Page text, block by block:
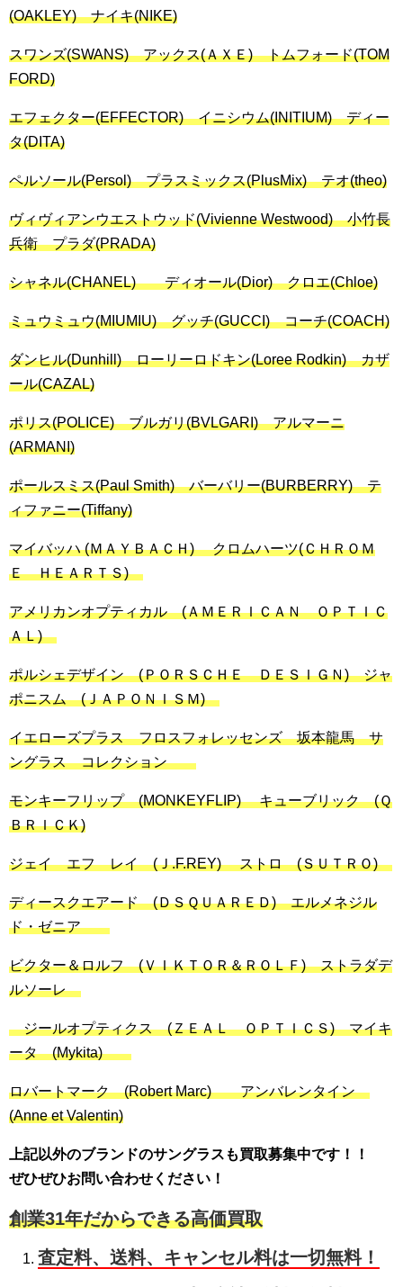
(OAKLEY) ナイキ(NIKE)
スワンズ(SWANS) アックス(ＡＸＥ) トムフォード(TOM
FORD)
エフェクター(EFFECTOR) イニシウム(INITIUM) ディー
タ(DITA)
ペルソール(Persol) プラスミックス(PlusMix) テオ(theo)
ヴィヴィアンウエストウッド(Vivienne Westwood) 小竹長
兵衛 プラダ(PRADA)
シャネル(CHANEL) ディオール(Dior) クロエ(Chloe)
ミュウミュウ(MIUMIU) グッチ(GUCCI) コーチ(COACH)
ダンヒル(Dunhill) ローリーロドキン(Loree Rodkin) カザ
ール(CAZAL)
ポリス(POLICE) ブルガリ(BVLGARI) アルマーニ
(ARMANI)
ポールスミス(Paul Smith) バーバリー(BURBERRY) テ
ィファニー(Tiffany)
マイバッハ (ＭＡＹＢＡＣＨ) クロムハーツ(ＣＨＲＯＭ
Ｅ ＨＥＡＲＴＳ)
アメリカンオプティカル (ＡＭＥＲＩＣＡＮ ＯＰＴＩＣ
ＡＬ)
ポルシェデザイン (ＰＯＲＳＣＨＥ ＤＥＳＩＧＮ) ジャ
ポニスム (ＪＡＰＯＮＩＳＭ)
イエローズプラス フロスフォレッセンズ 坂本龍馬 サ
ングラス コレクション
モンキーフリップ (MONKEYFLIP) キューブリック (Ｑ
ＢＲＩＣＫ)
ジェイ エフ レイ (Ｊ.F.REY) ストロ (ＳＵＴＲＯ)
ディースクエアード (ＤＳＱＵＡＲＥＤ) エルメネジル
ド・ゼニア
ビクター＆ロルフ (ＶＩＫＴＯＲ＆ＲＯＬＦ) ストラダデ
ルソーレ
ジールオプティクス (ＺＥＡＬ ＯＰＴＩＣＳ) マイキ
ータ (Mykita)
ロバートマーク (Robert Marc) アンバレンタイン
(Anne et Valentin)
上記以外のブランドのサングラスも買取募集中です！！
ぜひぜひお問い合わせください！
創業31年だからできる高価買取
査定料、送料、キャンセル料は一切無料！